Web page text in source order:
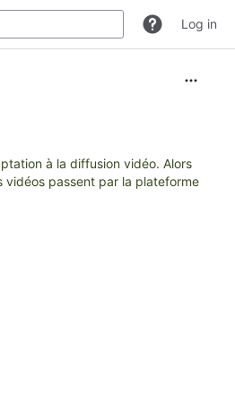
Log in
à la diffusion vidéo. Alors
vidéos passent par la plateforme